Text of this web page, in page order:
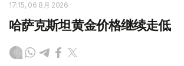
17:15, 06 8月 2026
哈萨克斯坦黄金价格继续走低